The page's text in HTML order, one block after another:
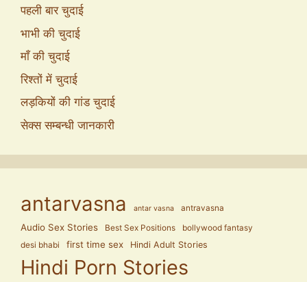
पहली बार चुदाई
भाभी की चुदाई
माँ की चुदाई
रिश्तों में चुदाई
लड़कियों की गांड चुदाई
सेक्स सम्बन्धी जानकारी
antarvasna antar vasna antravasna
Audio Sex Stories Best Sex Positions
bollywood fantasy
desi bhabi
first time sex Hindi Adult Stories
Hindi Porn Stories